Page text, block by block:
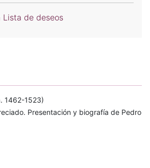
Lista de deseos
1462-1523)
Presentación y biografía de Pedro